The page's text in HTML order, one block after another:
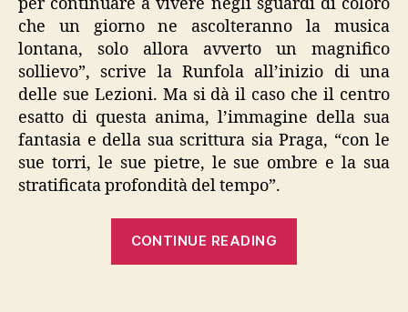
che un giorno ne ascolteranno la musica
lontana, solo allora avverto un magnifico
sollievo”, scrive la Runfola all’inizio di una
delle sue Lezioni. Ma si dà il caso che il centro
esatto di questa anima, l’immagine della sua
fantasia e della sua scrittura sia Praga, “con le
sue torri, le sue pietre, le sue ombre e la sua
stratificata profondità del tempo”.
CONTINUE READING